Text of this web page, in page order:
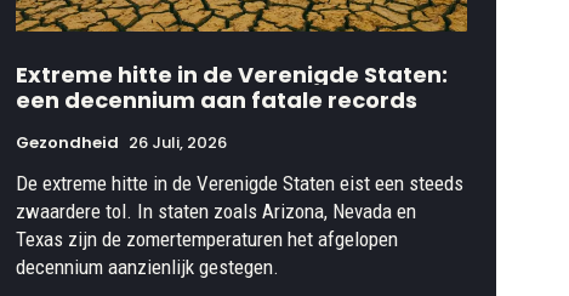
Extreme hitte in de Verenigde Staten:
een decennium aan fatale records
Gezondheid 26 Juli, 2026
De extreme hitte in de Verenigde Staten eist een steeds
zwaardere tol. In staten zoals Arizona, Nevada en
Texas zijn de zomertemperaturen het afgelopen
decennium aanzienlijk gestegen.